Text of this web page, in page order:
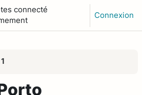
connecté
Connexion
1